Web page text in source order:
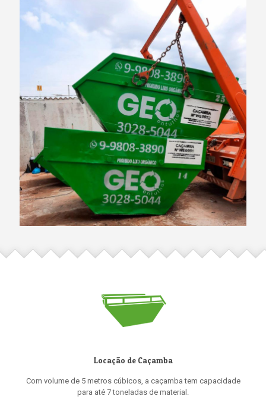
Locação de Caçamba
Com volume de 5 metros cúbicos, a caçamba tem capacidade
para até 7 toneladas de material.